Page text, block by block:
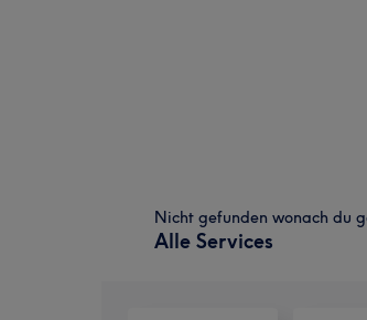
Nicht gefunden wonach du
Alle Services